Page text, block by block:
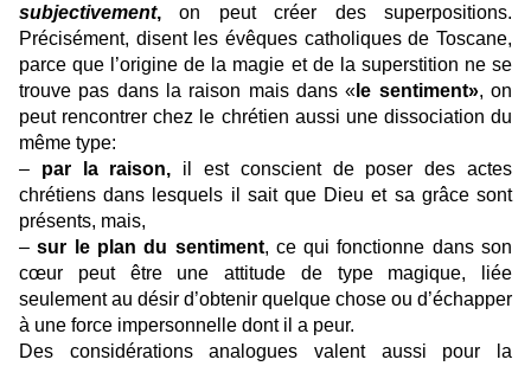
subjectivement,on peut créer des superpositions.
Précisément, disent les évêques catholiques de Toscane,
parce que l’origine de la magie et de la superstition ne se
trouve pas dans la raison mais dans « le sentiment», on
peut rencontrer chez le chrétien aussi une dissociation du
même type:
– par la raison, il est conscient de poser des actes
chrétiens dans lesquels il sait que Dieu et sa grâce sont
présents, mais,
–sur le plan du sentiment, ce qui fonctionne dans son
cœur peut être une attitude de type magique, liée
seulement au désir d’obtenir quelque chose ou d’échapper
à une force impersonnelle dont il a peur.
Des considérations analogues valent aussi pour la